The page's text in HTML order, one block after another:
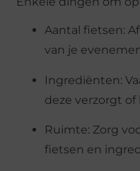
Aantal fietsen:
van je
Ingrediënten:
deze verzorgt of
Ruimte: Zorg
fietsen en